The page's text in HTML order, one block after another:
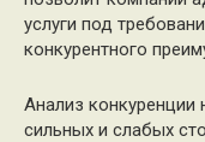
услуги под
конкурентного
Анализ
сильных и слабых